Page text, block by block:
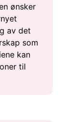
ønsker
av det
som
kan
til